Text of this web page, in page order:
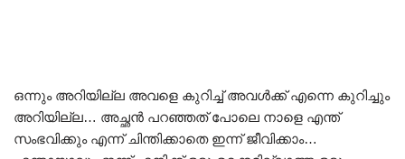
ഒന്നും അറിയില്ല അവളെ കുറിച്ച് അവൾക്ക് എന്നെ കുറിച്ചും
അറിയില്ല… അച്ഛൻ പറഞ്ഞത് പോലെ നാളെ എന്ത്
സംഭവിക്കും എന്ന് ചിന്തിക്കാതെ ഇന്ന് ജീവിക്കാം…